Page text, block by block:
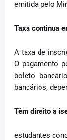
emitida pelo
Taxa continua
A taxa de
O pagamento
boleto
bancários,
Têm direito à
estudantes